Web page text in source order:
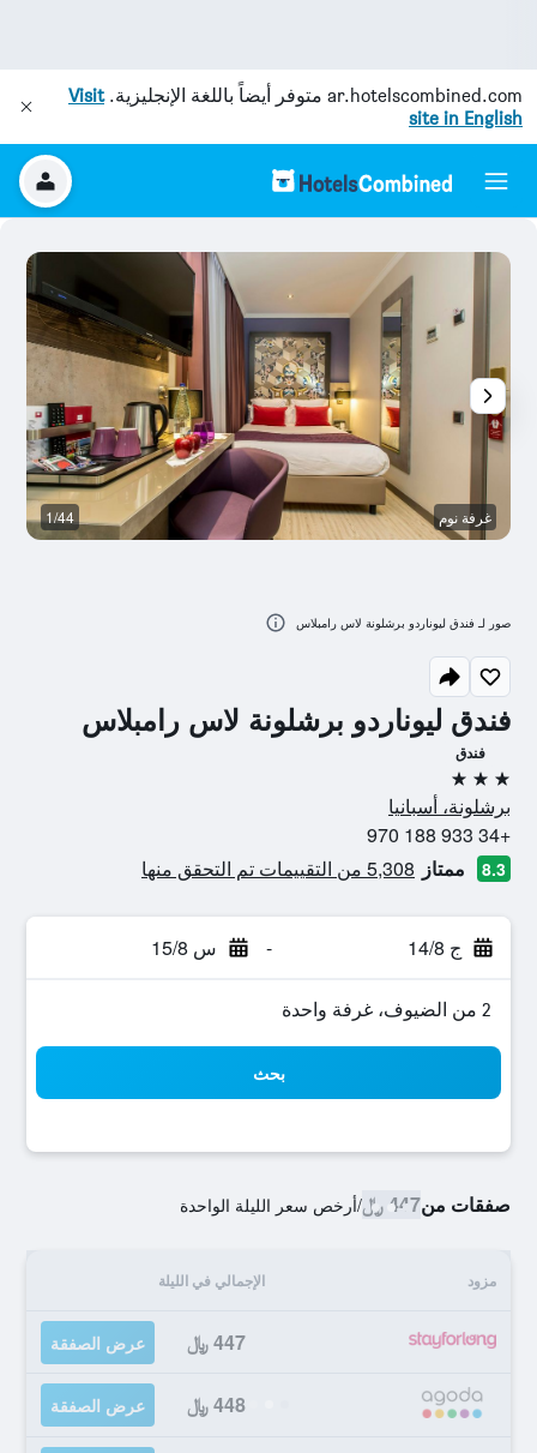
ar.hotelscombined.com متوفر أيضاً باللغة الإنجليزية.Visit
site in English
فندق ليوناردو برشلونة لاس رامبلاس
فندق
3 نجوم
برشلونة، أسبانيا
+34 933 188 970
8.3 ممتاز 5,308 من التقييمات تم التحقق منها
ج 14/8 - س 15/8
2 من الضيوف، غرفة واحدة
بحث
صفقات من447 ﷼ /أرخص سعر الليلة الواحدة
مزود الإجمالي في الليلة
447 ﷼ عرض الصفقة
448 ﷼ عرض الصفقة
غرفة نوم 1/44
صور لـ فندق ليوناردو برشلونة لاس رامبلاس